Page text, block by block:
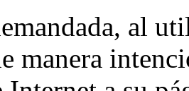
al
manera